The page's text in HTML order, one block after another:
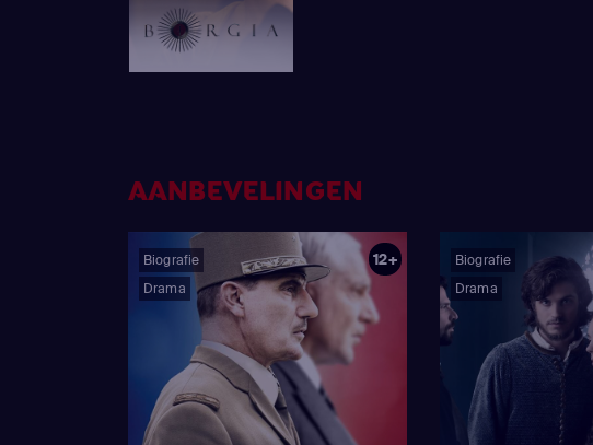
AANBEVELINGEN
Biografie
Drama
12+
Biografie
Drama